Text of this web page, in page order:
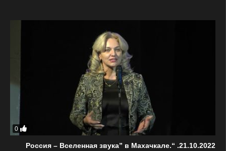
0
21.10.2022. “Россия – Вселенная звука” в Махачкале.